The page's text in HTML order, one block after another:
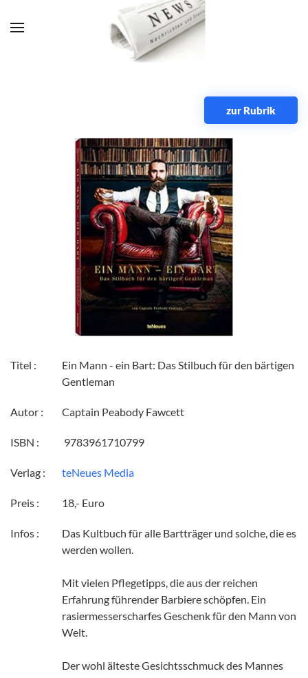
Zum Hauptinhalt springen
zur Rubrik
Titel :
Ein Mann - ein Bart: Das Stilbuch für den bärtigen
Gentleman
Autor : Captain Peabody Fawcett
ISBN : ‎ 9783961710799
Verlag : teNeues Media
Preis : 18,- Euro
Infos :
Das Kultbuch für alle Bartträger und solche, die es
­werden wollen.
Mit vielen Pflegetipps, die aus der reichen
Erfahrung führender Barbiere schöpfen. Ein
rasiermesserscharfes Geschenk für den Mann von
Welt.
Der wohl älteste Gesichtsschmuck des Mannes